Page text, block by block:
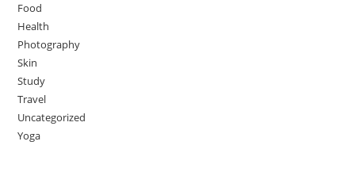
Food
Health
Photography
Skin
Study
Travel
Uncategorized
Yoga